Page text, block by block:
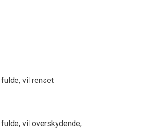
vil renset
vil overskydende,